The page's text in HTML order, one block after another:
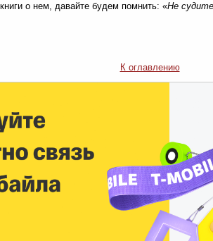
о нем, давайте будем помнить: «Не
К оглавлению